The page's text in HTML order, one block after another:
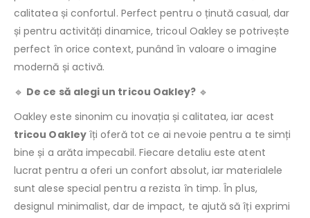
calitatea și confortul. Perfect pentru o ținută casual, dar
și pentru activități dinamice, tricoul Oakley se potrivește
perfect în orice context, punând în valoare o imagine
modernă și activă.
🔹 De ce să alegi un tricou Oakley? 🔹
Oakley este sinonim cu inovația și calitatea, iar acest
tricou Oakleyîți oferă tot ce ai nevoie pentru a te simți
bine și a arăta impecabil. Fiecare detaliu este atent
lucrat pentru a oferi un confort absolut, iar materialele
sunt alese special pentru a rezista în timp. În plus,
designul minimalist, dar de impact, te ajută să îți exprimi